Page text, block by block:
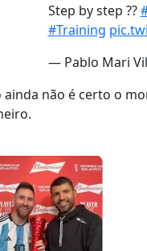
Step by step ??
#Training
— Pablo Mari
não é certo o